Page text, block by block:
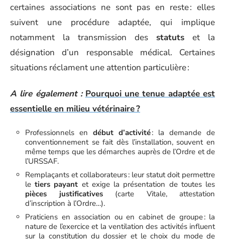
certaines associations ne sont pas en reste : elles
suivent une procédure adaptée, qui implique
notamment la transmission des statuts et la
désignation d’un responsable médical. Certaines
situations réclament une attention particulière :
A lire également : Pourquoi une tenue adaptée est
essentielle en milieu vétérinaire ?
Professionnels en début d’activité: la demande de
conventionnement se fait dès l’installation, souvent en
même temps que les démarches auprès de l’Ordre et de
l’URSSAF.
Remplaçants et collaborateurs : leur statut doit permettre
letiers payant et exige la présentation de toutes les
pièces justificatives(carte Vitale, attestation
d’inscription à l’Ordre…).
Praticiens en association ou en cabinet de groupe : la
nature de l’exercice et la ventilation des activités influent
sur la constitution du dossier et le choix du mode de